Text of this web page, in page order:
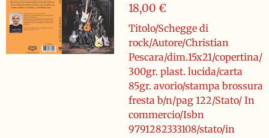
18,00 €
Titolo/Schegge di
rock/Autore/Christian
Pescara/dim.15x21/copertina/
300gr. plast. lucida/carta
85gr. avorio/stampa brossura
fresta b/n/pag 122/Stato/ In
commercio/Isbn
9791282333108/stato/in